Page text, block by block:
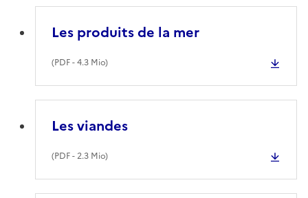
Les produits de la mer
(PDF- 4.3 Mio)
Les viandes
(PDF- 2.3 Mio)